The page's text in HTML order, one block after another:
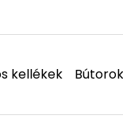
kellékek Bútorok